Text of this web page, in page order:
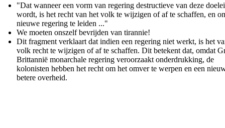
"Dat wanneer een vorm van regering destructieve van deze
wordt, is het recht van het volk te wijzigen of af te schaffen, en
nieuwe regering te leiden ..."
We moeten onszelf bevrijden van tirannie!
Dit fragment verklaart dat indien een regering niet werkt, is het
volk recht te wijzigen of af te schaffen. Dit betekent dat, omdat
Brittannië monarchale regering veroorzaakt onderdrukking, de
kolonisten hebben het recht om het omver te werpen en een
betere overheid.